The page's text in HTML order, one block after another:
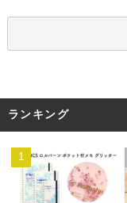
ランキング
1